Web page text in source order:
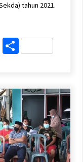
tahun 2021.
Share